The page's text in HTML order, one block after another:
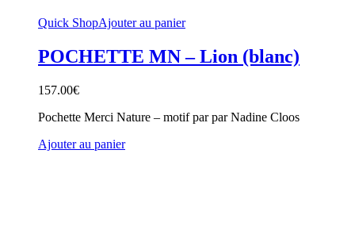
Quick ShopAjouter au panier
POCHETTE MN – Lion (blanc)
157.00€
Pochette Merci Nature – motif par par Nadine Cloos
Ajouter au panier